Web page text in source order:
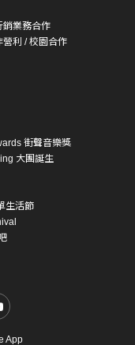
銷業務合作
營利 / 校園合作
街聲音樂獎
大團誕生
生活節
App